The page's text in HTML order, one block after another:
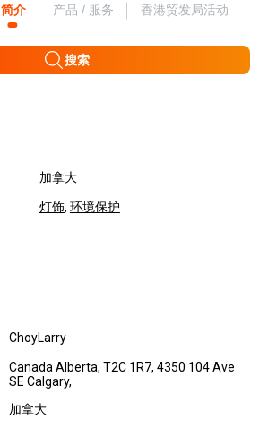
简介 产品 / 服务 香港贸发局活动
搜索
加拿大
灯饰, 环境保护
ChoyLarry
Canada Alberta, T2C 1R7, 4350 104 Ave
SE Calgary,
加拿大